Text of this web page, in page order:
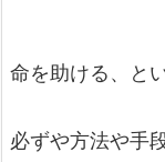
命を助ける、と
必ずや方法や手